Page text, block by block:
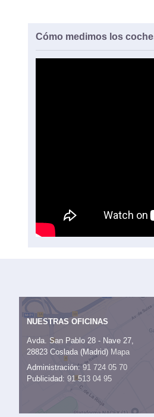
Cómo medimos los
NUESTRAS OFICINAS
Avda. San Pablo 28 - Nave 27,
28823 Coslada (Madrid) Mapa
Administración:91 724 05 70
Publicidad: 91 513 04 95